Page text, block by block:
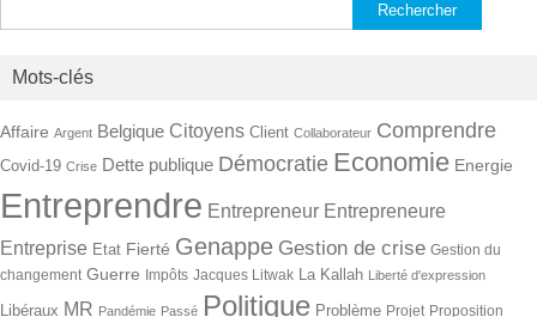
Mots-clés
Affaire Argent Belgique Citoyens Client Collaborateur Comprendre
Covid-19 Crise Dette publique Démocratie Economie Energie
Entreprendre Entrepreneur Entrepreneure
Entreprise Etat Fierté Genappe Gestion de crise Gestion du
changement Guerre Impôts Jacques Litwak La Kallah Liberté d'expression
Libéraux MR Pandémie Passé Politique Problème Projet Proposition